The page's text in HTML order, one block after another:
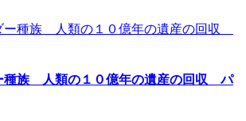
種族 人類の１０億年の遺産の回収 パ